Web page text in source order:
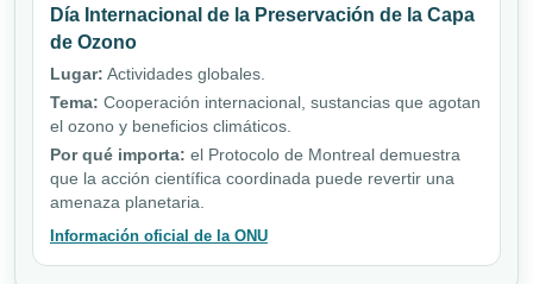
Día Internacional de la Preservación de la Capa
de Ozono
Lugar: Actividades globales.
Tema: Cooperación internacional, sustancias que agotan
el ozono y beneficios climáticos.
Por qué importa: el Protocolo de Montreal demuestra
que la acción científica coordinada puede revertir una
amenaza planetaria.
Información oficial de la ONU